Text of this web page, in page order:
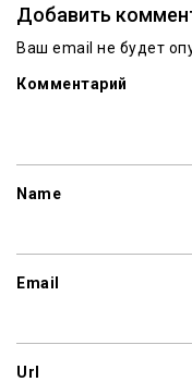
Добавить
Ваш email не будет
Комментарий
Name
Email
Url